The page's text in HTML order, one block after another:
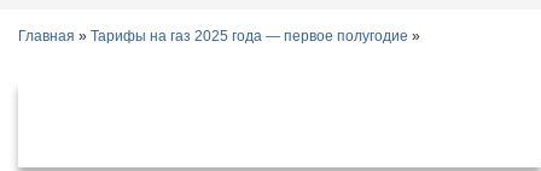
Главная » Тарифы на газ 2025 года — первое полугодие »